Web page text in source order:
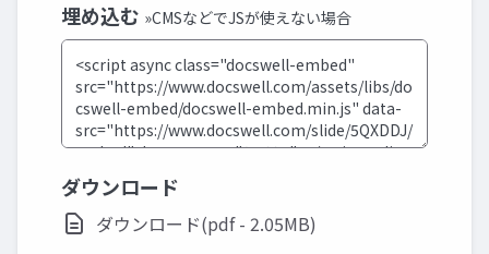
埋め込む »CMSなどでJSが使えない場合
ダウンロード
ダウンロード(pdf - 2.05MB)